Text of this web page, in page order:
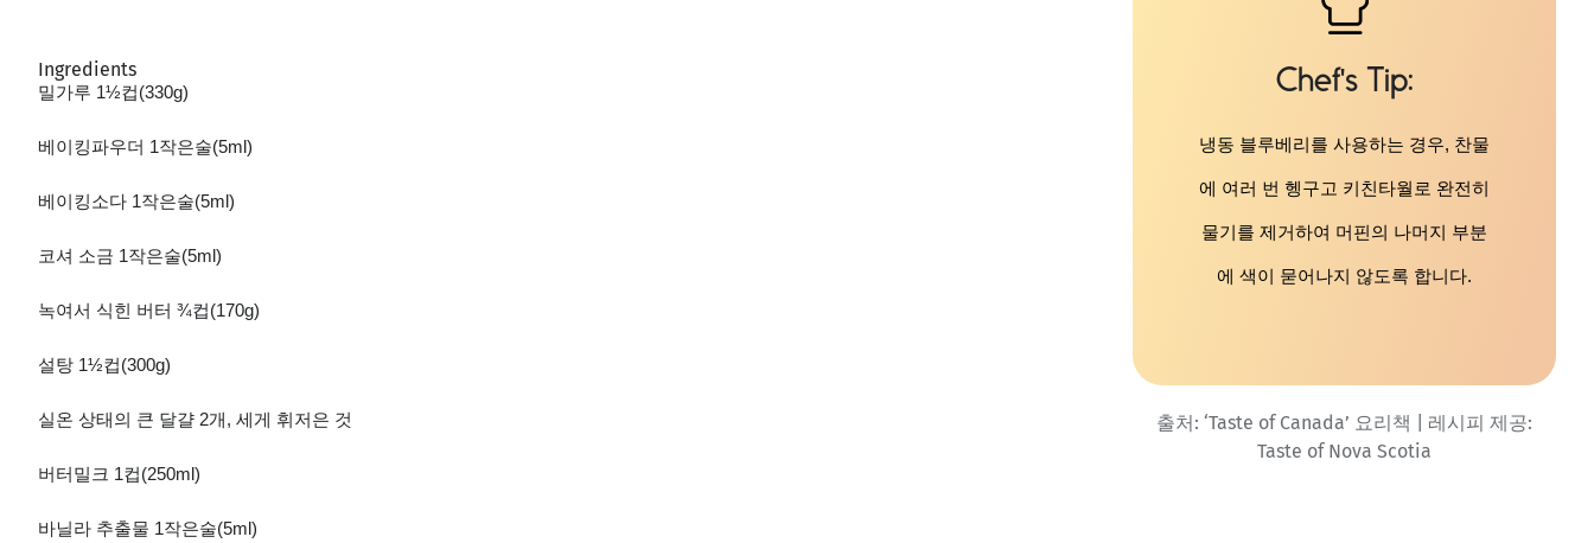
Ingredients
밀가루 1½컵(330g)
베이킹파우더 1작은술(5ml)
베이킹소다 1작은술(5ml)
코셔 소금 1작은술(5ml)
녹여서 식힌 버터 ¾컵(170g)
설탕 1½컵(300g)
실온 상태의 큰 달걀 2개 , 세게 휘저은 것
버터밀크 1컵(250ml)
바닐라 추출물 1작은술(5ml)
Chef's Tip
냉동 블루베리를 사용하는 경우, 찬물
에 여러 번 헹구고 키친타월로 완전히
물기를 제거하여 머핀의 나머지 부분
에 색이 묻어나지 않도록 합니다.
출처: ‘Taste of Canada’ 요리책 | 레시피 제공:
Taste of Nova Scotia